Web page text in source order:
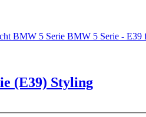
BMW 5 Serie BMW 5 Serie - E39
(E39) Styling